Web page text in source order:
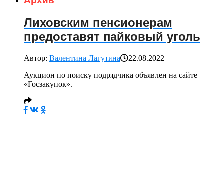
Лиховским пенсионерам
предоставят пайковый уголь
Автор: Валентина Лагутина
22.08.2022
Аукцион по поиску подрядчика объявлен на сайте
«Госзакупок».